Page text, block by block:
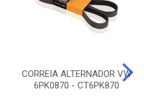
CORREIA ALTERNADOR VW
6PK0870 - CT6PK870